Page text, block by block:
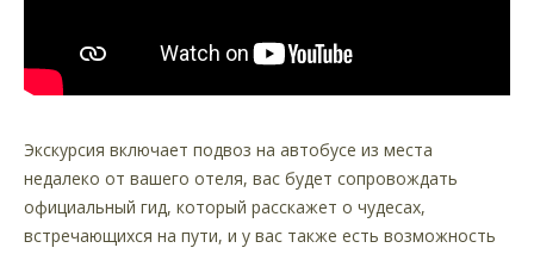
Экскурсия включает подвоз на автобусе из места
недалеко от вашего отеля, вас будет сопровождать
официальный гид, который расскажет о чудесах,
встречающихся на пути, и у вас также есть возможность